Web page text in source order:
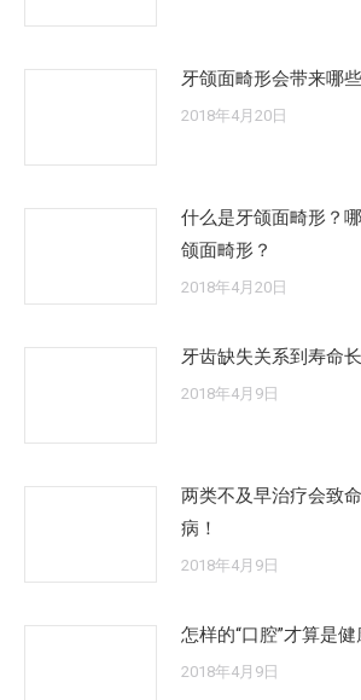
牙颌面畸形会带来哪
2018年4月20日
什么是牙颌面畸形？
颌面畸形？
2018年4月20日
牙齿缺失关系到寿命长
2018年4月9日
两类不及早治疗会致
病！
2018年4月9日
怎样的“口腔”才算是健
2018年4月9日